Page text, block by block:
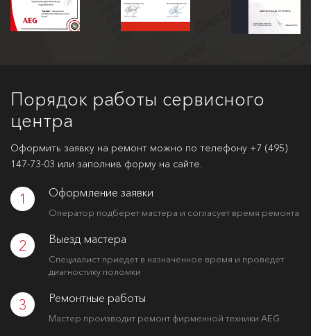
Порядок работы сервисного
центра
Оформить заявку на ремонт можно по телефону +7 (495)
147-73-03 или заполнив форму на сайте.
1 Оформление заявки
Оператор подберет мастера и согласует время ремонта
2 Выезд мастера
Специалист приедет в назначенное время и проведет
диагностику поломки
3 Ремонтные работы
Мастер производит ремонт фирменной техники AEG